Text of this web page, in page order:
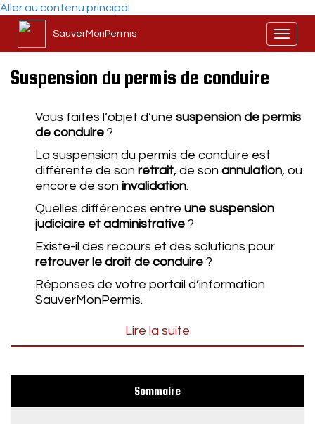
Aller au contenu principal
SauverMonPermis
Suspension du permis de conduire
Vous faites l’objet d’une suspension de permis
de conduire ?
La suspension du permis de conduire est
différente de son retrait, de son annulation, ou
encore de son invalidation.
Quelles différences entre une suspension
judiciaire et administrative ?
Existe-il des recours et des solutions pour
retrouver le droit de conduire ?
Réponses de votre portail d’information
SauverMonPermis.
Lire la suite
Sommaire